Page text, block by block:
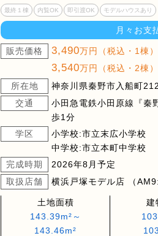
最終１棟 内覧OK 即引渡OK モデルハウスあり
月々お支
販売価格 3,490万円（税込・1棟）
3,540万円（税込・2棟）
所在地
神奈川県秦野市入船町
交通
小田急電鉄小田原線『秦
歩1分
学区
小学校:市立末広小学校
中学校:市立本町中学校
完成時期
2026年8月予定
取扱店舗
横浜戸塚モデル店 （
土地面積
143.39m²～
143.46m²
建